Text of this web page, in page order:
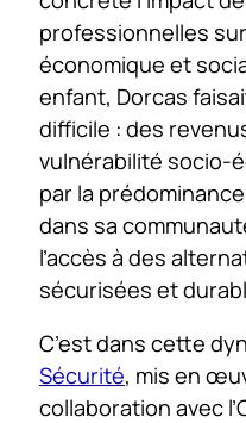
professionnelles
économique et
enfant, Dorcas
difficile : des
vulnérabilité socio-
par la
dans sa
l’accès à des
sécurisées et
C’est dans cette
Sécurité, mis en
collaboration avec